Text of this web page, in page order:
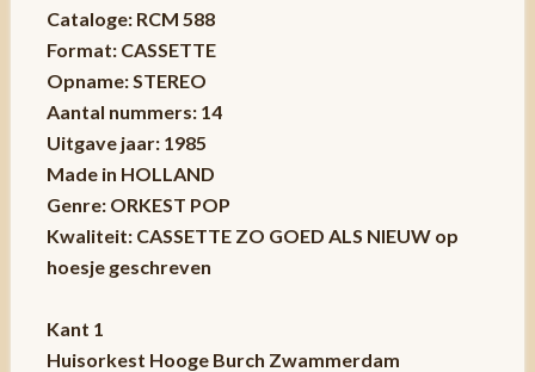
Cataloge: RCM 588
Format: CASSETTE
Opname: STEREO
Aantal nummers: 14
Uitgave jaar: 1985
Made in HOLLAND
Genre: ORKEST POP
Kwaliteit: CASSETTE ZO GOED ALS NIEUW op
hoesje geschreven
Kant 1
Huisorkest Hooge Burch Zwammerdam